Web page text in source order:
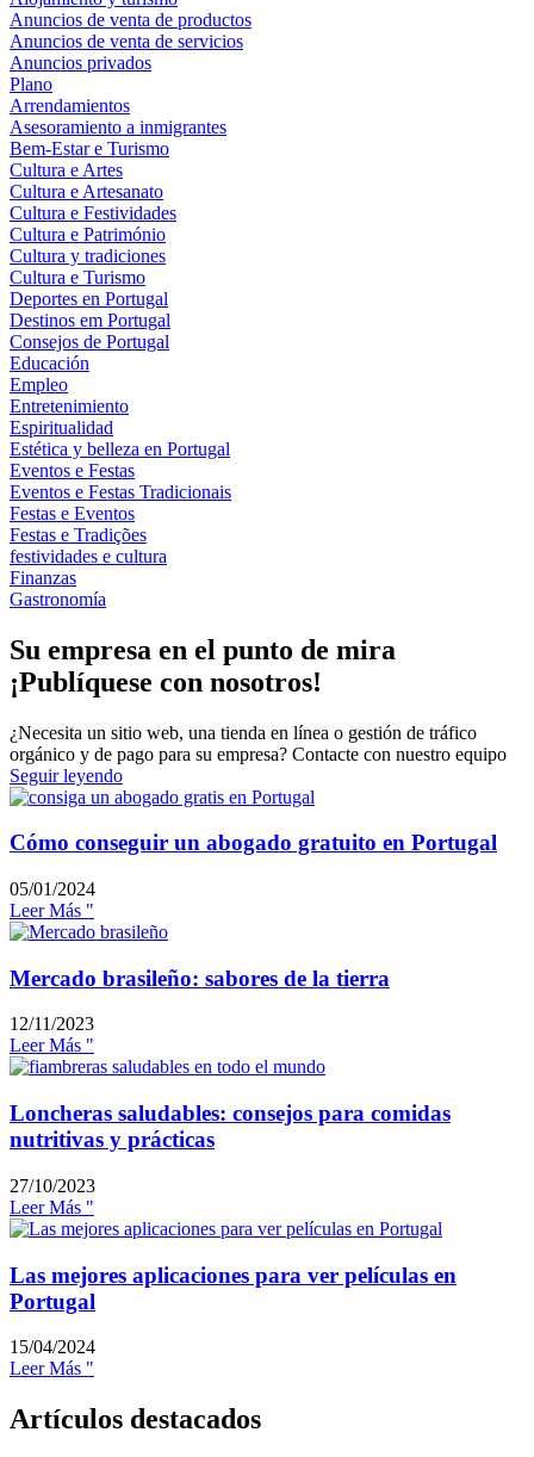
Anuncios de venta de productos
Anuncios de venta de servicios
Anuncios privados
Plano
Arrendamientos
Asesoramiento a inmigrantes
Bem-Estar e Turismo
Cultura e Artes
Cultura e Artesanato
Cultura e Festividades
Cultura e Património
Cultura y tradiciones
Cultura e Turismo
Deportes en Portugal
Destinos em Portugal
Consejos de Portugal
Educación
Empleo
Entretenimiento
Espiritualidad
Estética y belleza en Portugal
Eventos e Festas
Eventos e Festas Tradicionais
Festas e Eventos
Festas e Tradições
festividades e cultura
Finanzas
Gastronomía
Su empresa en el punto de mira
¡Publíquese con nosotros!
¿Necesita un sitio web, una tienda en línea o gestión de tráfico
orgánico y de pago para su empresa? Contacte con nuestro equipo
Seguir leyendo
Cómo conseguir un abogado gratuito en Portugal
05/01/2024
Leer Más "
Mercado brasileño: sabores de la tierra
12/11/2023
Leer Más "
Loncheras saludables: consejos para comidas
nutritivas y prácticas
27/10/2023
Leer Más "
Las mejores aplicaciones para ver películas en
Portugal
15/04/2024
Leer Más "
Artículos destacados